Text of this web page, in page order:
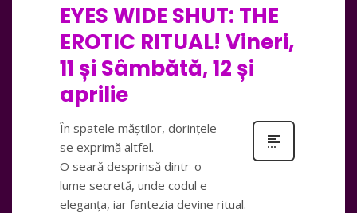
EYES WIDE SHUT: THE
EROTIC RITUAL! Vineri,
11 și Sâmbătă, 12 și
aprilie
În spatele măștilor, dorințele
se exprimă altfel.
O seară desprinsă dintr-o
lume secretă, unde codul e
eleganța, iar fantezia devine ritual.